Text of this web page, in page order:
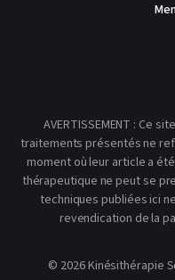
AVERTISSEMENT : Ce
traitements présentés ne
moment où leur article a
thérapeutique ne peut se
techniques publiées ici
revendication de la
© 2026 Kinésithérapie